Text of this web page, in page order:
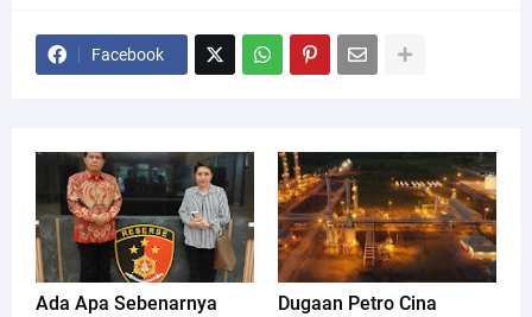
Facebook
Ada Apa Sebenarnya
Dugaan Petro Cina